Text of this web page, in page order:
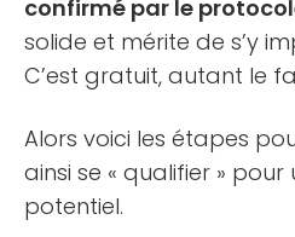
confirmé par le
solide et mérite de s’y
C’est gratuit, autant le
Alors voici les étapes
ainsi se « qualifier » pour
potentiel.